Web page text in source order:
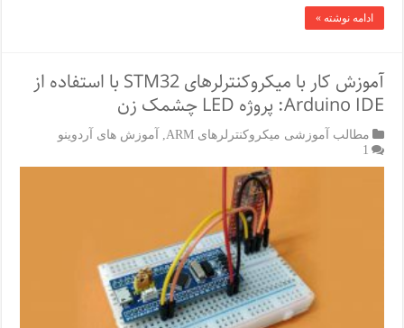
ادامه نوشته »
آموزش کار با میکروکنترلرهای STM32 با استفاده از
Arduino IDE: پروژه LED چشمک زن
مطالب آموزشی میکروکنترلرهای ARM
آموزش های آردوینو
1